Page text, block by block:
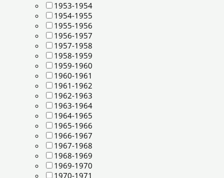
1953-1954
1954-1955
1955-1956
1956-1957
1957-1958
1958-1959
1959-1960
1960-1961
1961-1962
1962-1963
1963-1964
1964-1965
1965-1966
1966-1967
1967-1968
1968-1969
1969-1970
1970-1971